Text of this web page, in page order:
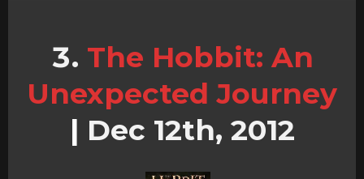
The Hobbit: An
Unexpected Journey
| Dec 12th, 2012